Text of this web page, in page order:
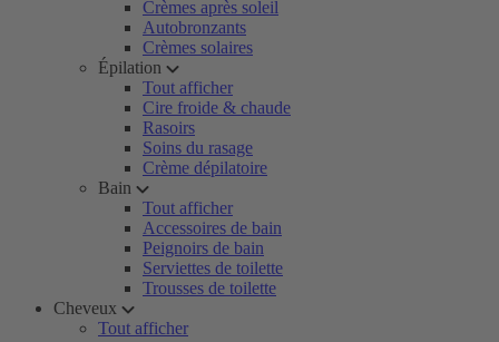
Crèmes après soleil
Autobronzants
Crèmes solaires
Épilation
Tout afficher
Cire froide & chaude
Rasoirs
Soins du rasage
Crème dépilatoire
Bain
Tout afficher
Accessoires de bain
Peignoirs de bain
Serviettes de toilette
Trousses de toilette
Cheveux
Tout afficher